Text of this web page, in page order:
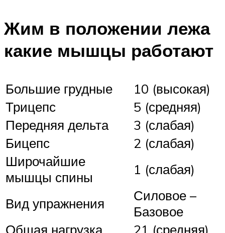
Жим в положении лежа
какие мышцы работают
Большие грудные
10 (высокая)
Трицепс
5 (средняя)
Передняя дельта
3 (слабая)
Бицепс
2 (слабая)
Широчайшие
мышцы спины
1 (слабая)
Вид упражнения
Силовое –
Базовое
Общая нагрузка
21 (средняя)